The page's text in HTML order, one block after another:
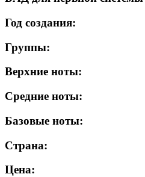
Год создания:
Группы:
Верхние ноты:
Средние ноты:
Базовые ноты:
Страна:
Цена: